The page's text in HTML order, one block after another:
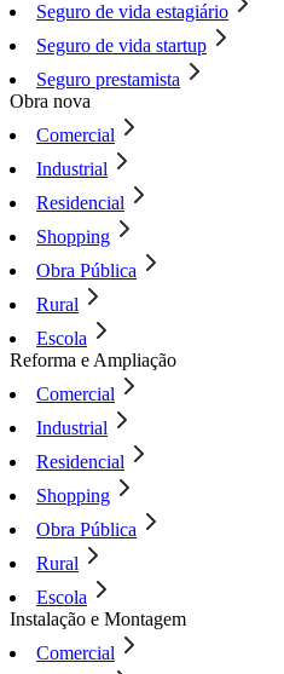
Seguro de vida estagiário
Seguro de vida startup
Seguro prestamista
Obra nova
Comercial
Industrial
Residencial
Shopping
Obra Pública
Rural
Escola
Reforma e Ampliação
Comercial
Industrial
Residencial
Shopping
Obra Pública
Rural
Escola
Instalação e Montagem
Comercial